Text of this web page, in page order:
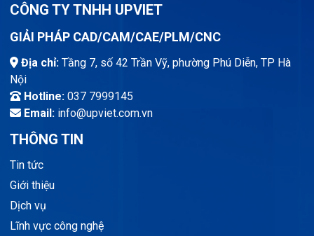
CÔNG TY TNHH UPVIET
GIẢI PHÁP CAD/CAM/CAE/PLM/CNC
Địa chỉ: Tầng 7, số 42 Trần Vỹ, phường Phú Diễn, TP Hà
Nội
Hotline: 037 7999145
Email: info@upviet.com.vn
THÔNG TIN
Tin tức
Giới thiệu
Dịch vụ
Lĩnh vực công nghệ